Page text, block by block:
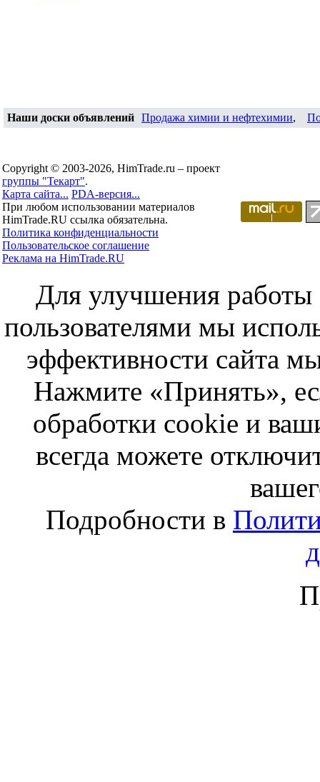
Наши доски объявлений Продажа химии и нефтехимии,
Copyright © 2003-2026, HimTrade.ru – проект
группы "Текарт".
Карта сайта... PDA-версия...
При любом использовании материалов
HimTrade.RU ссылка обязательна.
Политика конфиденциальности
Пользовательское соглашение
Реклама на HimTrade.RU
Для улучшения работы
пользователями мы
эффективности сайта
Нажмите «Принять»,
обработки cookie и
всегда можете
Подробности в